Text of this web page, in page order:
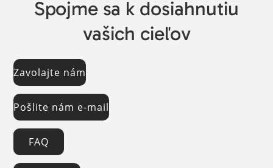
Spojme sa k dosiahnutiu
vašich cieľov
Zavolajte nám
Pošlite nám e-mail
FAQ